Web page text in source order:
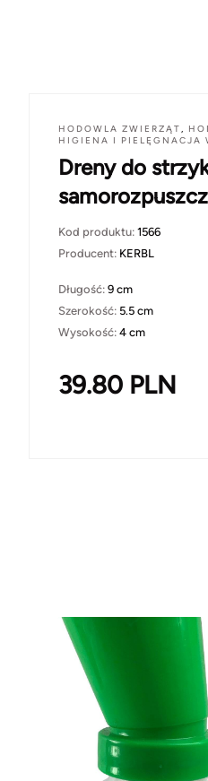
HODOWLA ZWIERZĄT,
HIGIENA I PIELĘGNACJA
Dreny do
Kod produktu: 1566
Producent: KERBL
Długość: 9 cm
Szerokość: 5.5 cm
Wysokość: 4 cm
39.80 PLN